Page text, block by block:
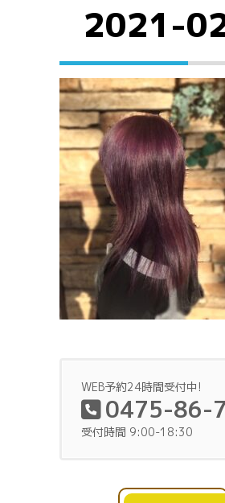
2021-
WEB予約24時間受付中!
0475-86-
受付時間 9:00-18:30